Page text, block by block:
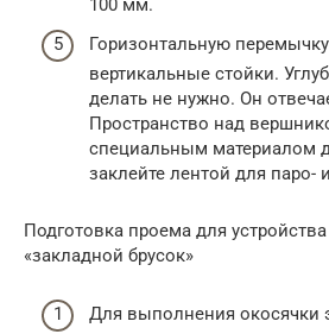
100 мм.
Горизонтальную
вертикальные стойки.
делать не нужно. Он
Пространство над
специальным материалом
заклейте лентой для паро-
Подготовка проема для
«закладной брусок»
Для выполнения окосячки